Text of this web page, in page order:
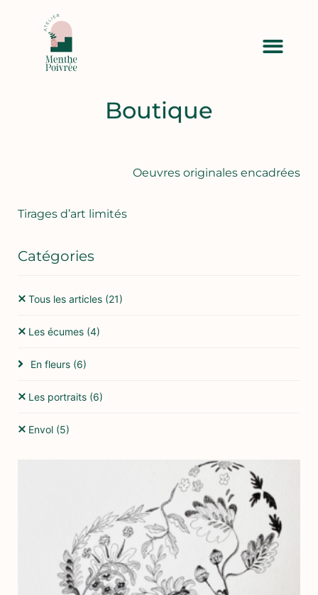
Boutique
Oeuvres originales encadrées
Tirages d’art limités
Catégories
Tous les articles (21)
Les écumes (4)
En fleurs (6)
Les portraits (6)
Envol (5)